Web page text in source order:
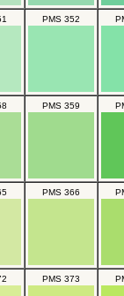
PMS 352
PMS 359
PMS 366
PMS 373